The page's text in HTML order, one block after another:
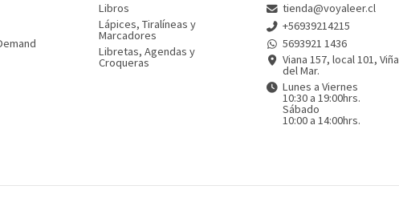
Libros
Lápices, Tiralíneas y
Marcadores
Libretas, Agendas y
Croqueras
tienda@voyaleer.cl
+56939214215
5693921 1436
Viana 157, local 101, Viña
del Mar.
Lunes a Viernes
10:30 a 19:00hrs.
Sábado
10:00 a 14:00hrs.